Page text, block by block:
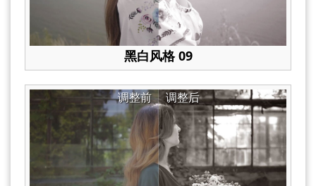
黑白风格 09
调整后
调整前